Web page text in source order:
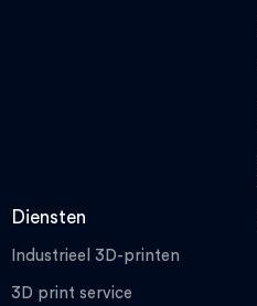
Diensten
Industrieel 3D-printen
3D print service